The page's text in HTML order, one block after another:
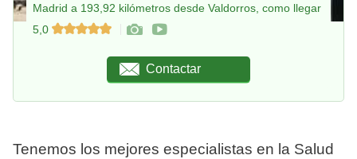
Madrid a 193,92 kilómetros desde Valdorros, como llegar
5,0
Contactar
Tenemos los mejores especialistas en la Salud